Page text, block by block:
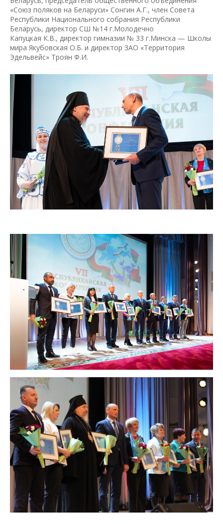
«Союз поляков на Беларуси» Сонгин А.Г., член Совета
Республики Национального собрания Республики
Беларусь, директор СШ №14 г.Молодечно
Капуцкая К.В., директор гимназии № 33 г.Минска — Школы
мира Якубовская О.Б. и директор ЗАО «Территория
Эдельвейс» Троян Ф.И.